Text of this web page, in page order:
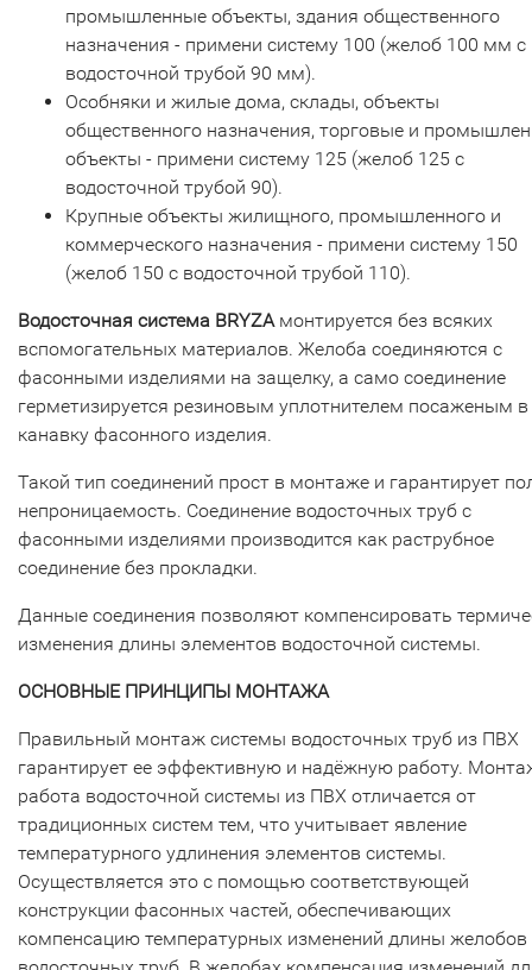
промышленные объекты, здания общественного
назначения - примени систему 100 (желоб 100 мм с
водосточной трубой 90 мм).
Особняки и жилые дома, склады, объекты
общественного назначения, торговые и
объекты - примени систему 125 (желоб 125 с
водосточной трубой 90).
Крупные объекты жилищного, промышленного и
коммерческого назначения - примени систему 150
(желоб 150 с водосточной трубой 110).
Водосточная система BRYZA монтируется без всяких
вспомогательных материалов. Желоба соединяются с
фасонными изделиями на защелку, а само соединение
герметизируется резиновым уплотнителем посаженым в
канавку фасонного изделия.
Такой тип соединений прост в монтаже и гарантирует
непроницаемость. Соединение водосточных труб с
фасонными изделиями производится как раструбное
соединение без прокладки.
Данные соединения позволяют компенсировать
изменения длины элементов водосточной системы.
ОСНОВНЫЕ ПРИНЦИПЫ МОНТАЖА
Правильный монтаж системы водосточных труб из ПВХ
гарантирует ее эффективную и надёжную работу.
работа водосточной системы из ПВХ отличается от
традиционных систем тем, что учитывает явление
температурного удлинения элементов системы.
Осуществляется это с помощью соответствующей
конструкции фасонных частей, обеспечивающих
компенсацию температурных изменений длины желобов